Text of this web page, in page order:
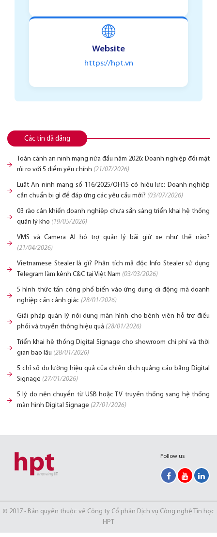
🌐
Website
https://hpt.vn
Các tin đã đăng
Toàn cảnh an ninh mạng nửa đầu năm 2026: Doanh nghiệp đối mặt
rủi ro với 5 điểm yếu chính (21/07/2026)
Luật An ninh mạng số 116/2025/QH15 có hiệu lực: Doanh nghiệp
cần chuẩn bị gì để đáp ứng các yêu cầu mới? (03/07/2026)
03 rào cản khiến doanh nghiệp chưa sẵn sàng triển khai hệ thống
quản lý kho (19/05/2026)
VMS và Camera AI hỗ trợ quản lý bãi giữ xe như thế nào?
(21/04/2026)
Vietnamese Stealer là gì? Phân tích mã độc Info Stealer sử dụng
Telegram làm kênh C&C tại Việt Nam (03/03/2026)
5 hình thức tấn công phổ biến vào ứng dụng di động mà doanh
nghiệp cần cảnh giác (28/01/2026)
Giải pháp quản lý nội dung màn hình cho bệnh viện hỗ trợ điều
phối và truyền thông hiệu quả (28/01/2026)
Triển khai hệ thống Digital Signage cho showroom chi phí và thời
gian bao lâu (28/01/2026)
5 chỉ số đo lường hiệu quả của chiến dịch quảng cáo bằng Digital
Signage (27/01/2026)
5 lý do nên chuyển từ USB hoặc TV truyền thống sang hệ thống
màn hình Digital Signage (27/01/2026)
Follow us
© 2017 - Bản quyền thuộc về Công ty Cổ phần Dịch vụ Công nghệ Tin học
HPT